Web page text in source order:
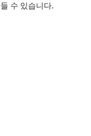
수 있습니다.